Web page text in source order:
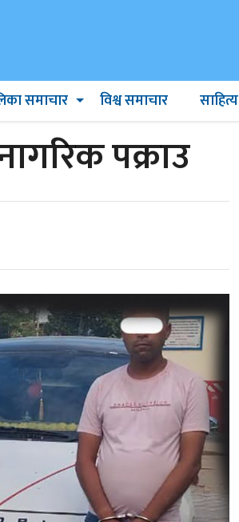
समाचार विश्व समाचार साहित्य
पक्राउ